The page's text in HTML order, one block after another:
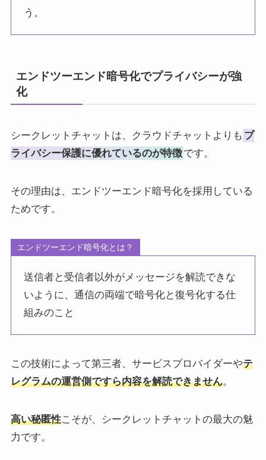
う。
エンドツーエンド暗号化でプライバシーが強
化
シークレットチャットは、クラウドチャットよりも プ
ライバシー保護に優れているのが特徴です。
その理由は、エンドツーエンド暗号化を採用している
ためです。
エンドツーエンド暗号化とは？
送信者と受信者以外がメッセージを解読できな
いように、通信の両端で暗号化と復号化する仕
組みのこと
この技術によって第三者、サービスプロバイダーやテ
レグラムの運営側ですら内容を解読できません。
高い秘匿性こそが、シークレットチャットの最大の魅
力です。